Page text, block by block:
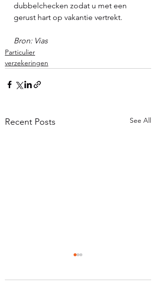
dubbelchecken zodat u met een
gerust hart op vakantie vertrekt.
Bron: Vias
Particulier
verzekeringen
Recent Posts See All